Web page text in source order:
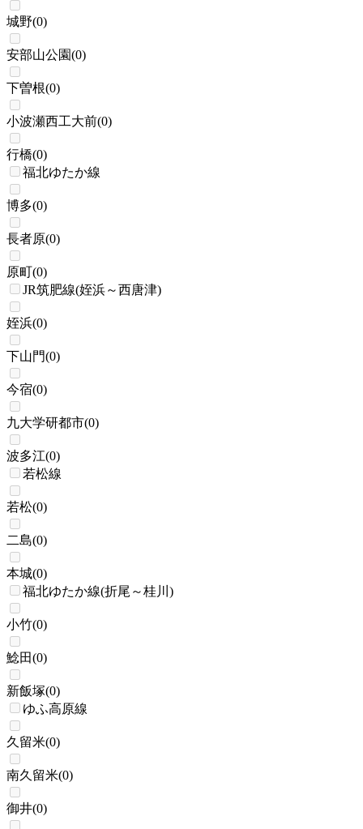
城野(0)
安部山公園(0)
下曽根(0)
小波瀬西工大前(0)
行橋(0)
福北ゆたか線
博多(0)
長者原(0)
原町(0)
JR筑肥線(姪浜～西唐津)
姪浜(0)
下山門(0)
今宿(0)
九大学研都市(0)
波多江(0)
若松線
若松(0)
二島(0)
本城(0)
福北ゆたか線(折尾～桂川)
小竹(0)
鯰田(0)
新飯塚(0)
ゆふ高原線
久留米(0)
南久留米(0)
御井(0)